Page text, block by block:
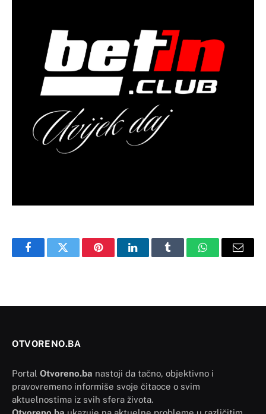
FacebookTwitter PinterestLinkedInTumblr WhatsAppEmail
OTVORENO.BA
Portal Otvoreno.ba nastoji da tačno, objektivno i
pravovremeno informiše svoje čitaoce o svim
aktuelnostima iz svih sfera života.